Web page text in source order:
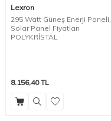
Lexron
295 Watt Güneş Enerji Paneli,
Solar Panel Fiyatları
POLYKRİSTAL
8.156,40TL